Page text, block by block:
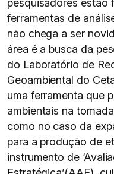
pesquisadores estão
ferramentas de
não chega a ser
área é a busca da
do Laboratório de
Geoambiental do
uma ferramenta que
ambientais na
como no caso da
para a produção de
instrumento de